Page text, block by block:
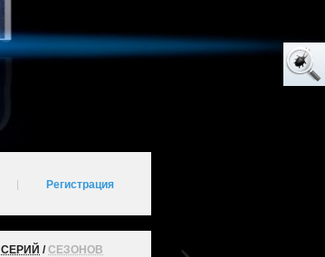
Регистрация
СЕРИЙ /СЕЗОНОВ